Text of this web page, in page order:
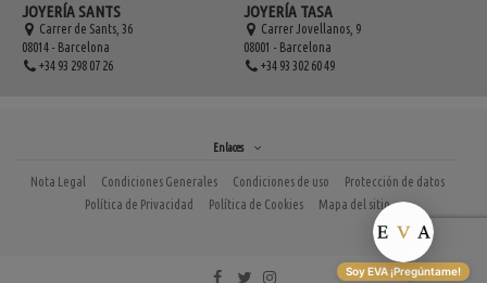
JOYERÍA SANTS
Carrer de Sants, 36
08014 - Barcelona
+34 93 298 07 26
JOYERÍA TASA
Carrer Jovellanos, 9
08001 - Barcelona
+34 93 302 60 49
Enlaces
Nota Legal Condiciones Generales Condiciones de uso
Protección de datos
Política de Privacidad
Política de Cookies Mapa del sitio
Soy EVA ¡Pregúntame!